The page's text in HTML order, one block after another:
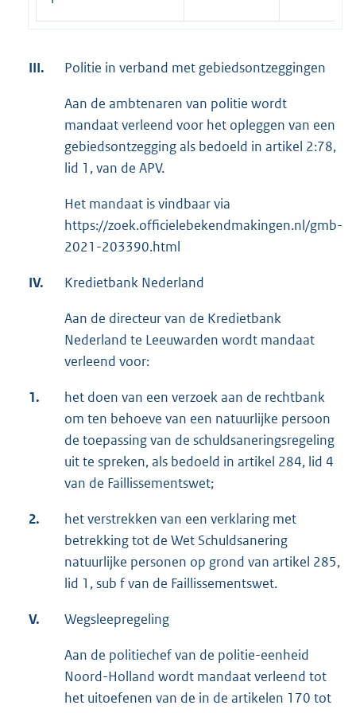
III. Politie in verband met gebiedsontzeggingen
Aan de ambtenaren van politie wordt
mandaat verleend voor het opleggen van een
gebiedsontzegging als bedoeld in artikel 2:78,
lid 1, van de APV.
Het mandaat is vindbaar via
https://zoek.officielebekendmakingen.nl/gmb-
2021-203390.html
IV. Kredietbank Nederland
Aan de directeur van de Kredietbank
Nederland te Leeuwarden wordt mandaat
verleend voor:
1.
het doen van een verzoek aan de rechtbank
om ten behoeve van een natuurlijke persoon
de toepassing van de schuldsaneringsregeling
uit te spreken, als bedoeld in artikel 284, lid 4
van de Faillissementswet;
2.
het verstrekken van een verklaring met
betrekking tot de Wet Schuldsanering
natuurlijke personen op grond van artikel 285,
lid 1, sub f van de Faillissementswet.
V. Wegsleepregeling
Aan de politiechef van de politie-eenheid
Noord-Holland wordt mandaat verleend tot
het uitoefenen van de in de artikelen 170 tot